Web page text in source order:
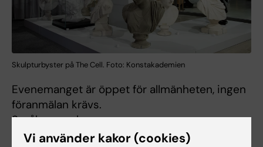
Skulpturbyster på The Cell. Foto: Konstakademien
Evenemanget är öppet för allmänheten, ingen
föranmälan krävs.
Språk: svenska.
Vi använder kakor (cookies)